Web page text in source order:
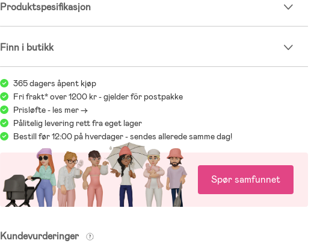
Produktspesifikasjon
Finn i butikk
365 dagers åpent kjøp
Fri frakt* over 1200 kr - gjelder för postpakke
Prisløfte - les mer ->
Pålitelig levering rett fra eget lager
Bestill før 12:00 på hverdager - sendes allerede samme dag!
Spør samfunnet
Kundevurderinger